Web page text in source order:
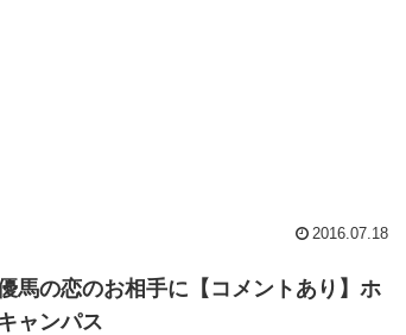
2016.07.18
馬の恋のお相手に【コメントあり】ホ
ャンパス